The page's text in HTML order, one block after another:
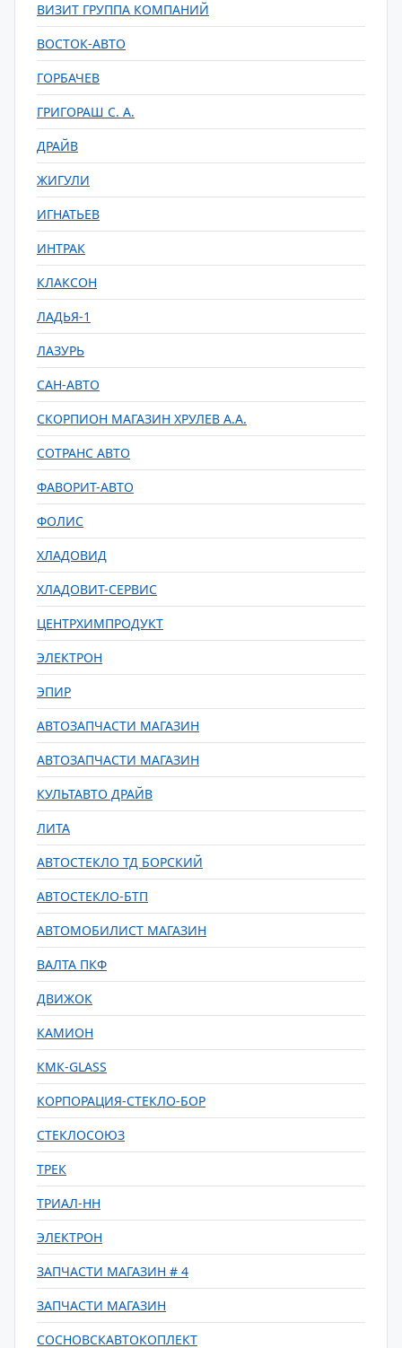
ВИЗИТ ГРУППА КОМПАНИЙ
ВОСТОК-АВТО
ГОРБАЧЕВ
ГРИГОРАШ С. А.
ДРАЙВ
ЖИГУЛИ
ИГНАТЬЕВ
ИНТРАК
КЛАКСОН
ЛАДЬЯ-1
ЛАЗУРЬ
САН-АВТО
СКОРПИОН МАГАЗИН ХРУЛЕВ А.А.
СОТРАНС АВТО
ФАВОРИТ-АВТО
ФОЛИС
ХЛАДОВИД
ХЛАДОВИТ-СЕРВИС
ЦЕНТРХИМПРОДУКТ
ЭЛЕКТРОН
ЭПИР
АВТОЗАПЧАСТИ МАГАЗИН
АВТОЗАПЧАСТИ МАГАЗИН
КУЛЬТАВТО ДРАЙВ
ЛИТА
АВТОСТЕКЛО ТД БОРСКИЙ
АВТОСТЕКЛО-БТП
АВТОМОБИЛИСТ МАГАЗИН
ВАЛТА ПКФ
ДВИЖОК
КАМИОН
КМК-GLASS
КОРПОРАЦИЯ-СТЕКЛО-БОР
СТЕКЛОСОЮЗ
ТРЕК
ТРИАЛ-НН
ЭЛЕКТРОН
ЗАПЧАСТИ МАГАЗИН # 4
ЗАПЧАСТИ МАГАЗИН
СОСНОВСКАВТОКОПЛЕКТ